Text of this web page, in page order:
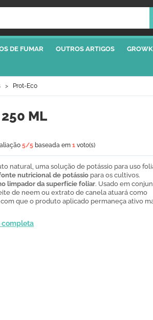
DE FUMAR OUTROS ARTIGOS
Prot-Eco
ML
5/5 baseada em 1 voto(s)
natural, uma solução de potássio para uso
nutricional de potássio para os cultivos.
limpador da superfície foliar. Usado em
de neem ou extrato de canela atuará como
que o produto aplicado permaneça ativo
completa